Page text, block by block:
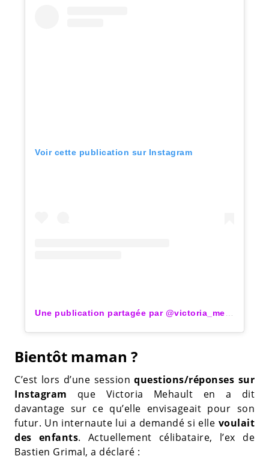
Voir cette publication sur Instagram
Bientôt maman ?
C’est lors d’une sessionquestions/réponses sur
Instagram que Victoria Mehault en a dit
davantage sur ce qu’elle envisageait pour son
futur. Un internaute lui a demandé si elle voulait
des enfants. Actuellement célibataire, l’ex de
Bastien Grimal, a déclaré :